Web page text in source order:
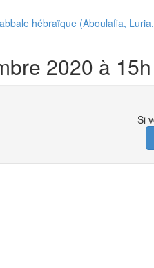
hébraïque (Aboulafia,
2020 à
Si